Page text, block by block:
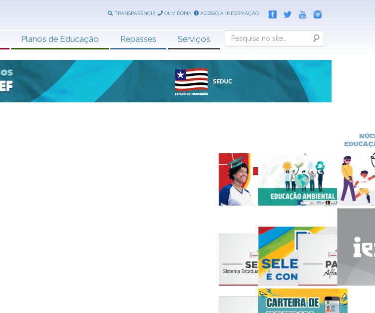
TRANSPARÊNCIA OUVIDORIA ACESSO A INFORMAÇÃO
Planos de Educação Repasses Serviços Search